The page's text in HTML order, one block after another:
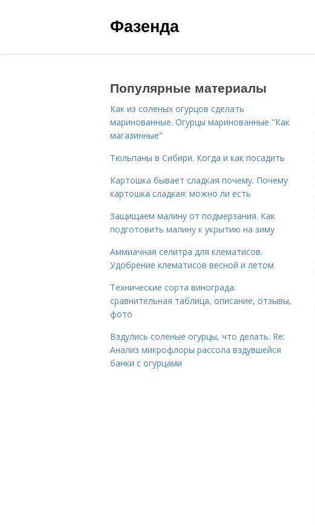
Фазенда
Популярные материалы
Как из соленых огурцов сделать
маринованные. Огурцы маринованные "Как
магазинные"
Тюльпаны в Сибири. Когда и как посадить
Картошка бывает сладкая почему. Почему
картошка сладкая: можно ли есть
Защищаем малину от подмерзания. Как
подготовить малину к укрытию на зиму
Аммиачная селитра для клематисов.
Удобрение клематисов весной и летом
Технические сорта винограда:
сравнительная таблица, описание, отзывы,
фото
Вздулись соленые огурцы, что делать. Re:
Анализ микрофлоры рассола вздувшейся
банки с огурцами